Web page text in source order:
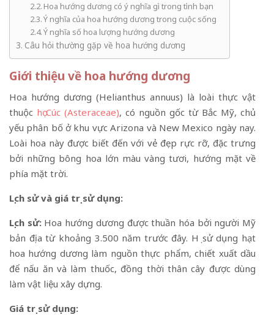
Hoa hướng dương có ý nghĩa gì trong tình bạn
Ý nghĩa của hoa hướng dương trong cuộc sống
Ý nghĩa số hoa lượng hướng dương
Câu hỏi thường gặp về hoa hướng dương
Giới thiệu về hoa hướng dương
Hoa hướng dương (Helianthus annuus) là loài thực vật
thuộc họ Cúc (Asteraceae), có nguồn gốc từ Bắc Mỹ, chủ
yếu phân bố ở khu vực Arizona và New Mexico ngày nay.
Loài hoa này được biết đến với vẻ đẹp rực rỡ, đặc trưng
bởi những bông hoa lớn màu vàng tươi, hướng mặt về
phía mặt trời.
Lịch sử và giá trị sử dụng:
Lịch sử:Hoa hướng dương được thuần hóa bởi người Mỹ
bản địa từ khoảng 3.500 năm trước đây. Họ sử dụng hạt
hoa hướng dương làm nguồn thực phẩm, chiết xuất dầu
để nấu ăn và làm thuốc, đồng thời thân cây được dùng
làm vật liệu xây dựng.
Giá trị sử dụng: